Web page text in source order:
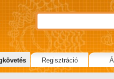
Regisztráció